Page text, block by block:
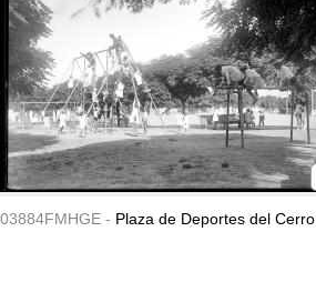
03884FMHGE - Plaza de Deportes del Cerro.